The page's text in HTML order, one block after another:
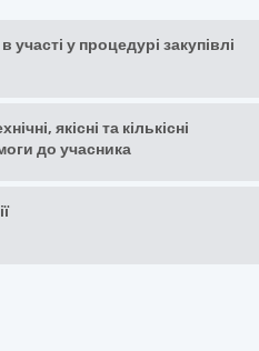
у процедурі закупівлі
якісні та кількісні
до учасника